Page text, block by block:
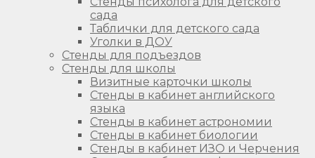
сада
Таблички для детского сада
Уголки в ДОУ
Стенды для подъездов
Стенды для школы
Визитные карточки школы
Стенды в кабинет английского
языка
Стенды в кабинет астрономии
Стенды в кабинет биологии
Стенды в кабинет ИЗО и Черчения